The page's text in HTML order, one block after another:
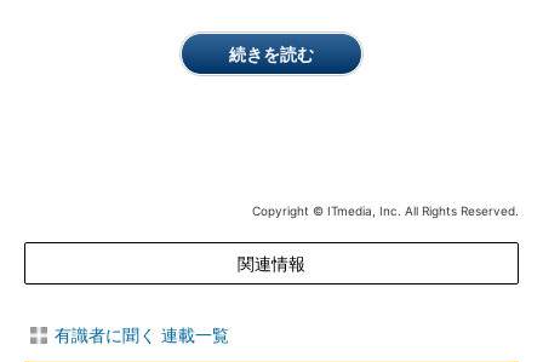
続きを読む
Copyright © ITmedia, Inc. All Rights Reserved.
関連情報
有識者に聞く 連載一覧